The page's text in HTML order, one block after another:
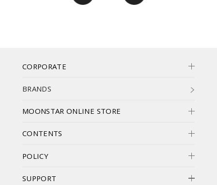
CORPORATE
BRANDS
MOONSTAR ONLINE STORE
CONTENTS
POLICY
SUPPORT